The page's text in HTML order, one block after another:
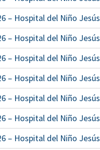
– Hospital del Niño Jesús
– Hospital del Niño Jesús
– Hospital del Niño Jesús
– Hospital del Niño Jesús
– Hospital del Niño Jesús
– Hospital del Niño Jesús
– Hospital del Niño Jesús